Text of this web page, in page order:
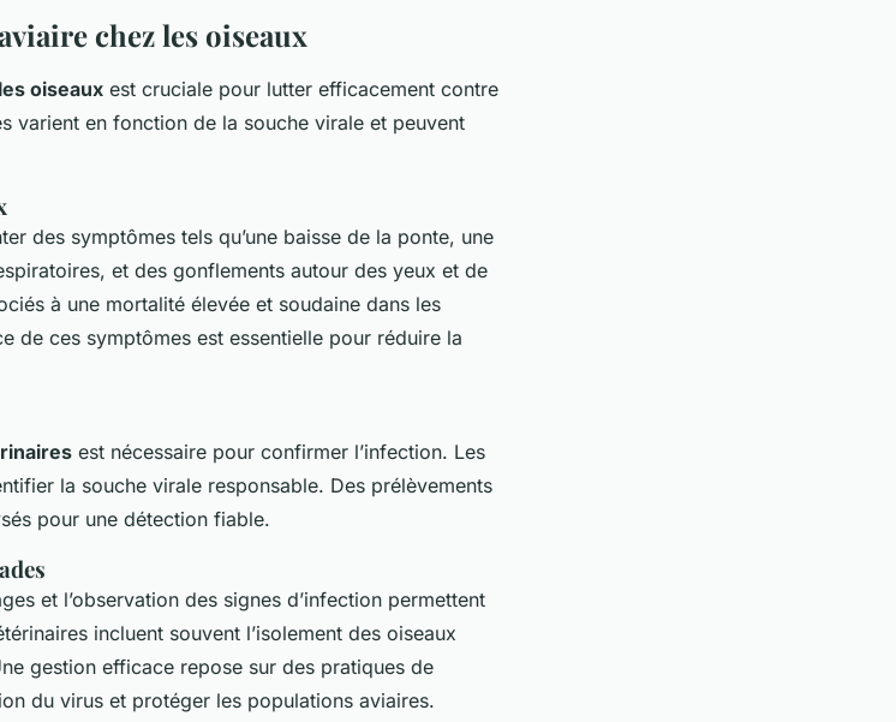
chez les oiseaux
oiseaux est cruciale pour lutter efficacement contre
varient en fonction de la souche virale et peuvent
des symptômes tels qu’une baisse de la ponte, une
et des gonflements autour des yeux et de
à une mortalité élevée et soudaine dans les
de ces symptômes est essentielle pour réduire la
est nécessaire pour confirmer l’infection. Les
la souche virale responsable. Des prélèvements
pour une détection fiable.
et l’observation des signes d’infection permettent
incluent souvent l’isolement des oiseaux
gestion efficace repose sur des pratiques de
du virus et protéger les populations aviaires.